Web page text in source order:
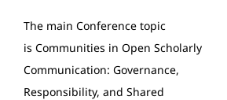
The main Conference topic
is Communities in Open Scholarly
Communication: Governance,
Responsibility, and Shared